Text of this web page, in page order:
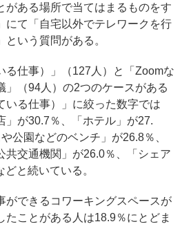
がある場所で当てはまるものをす
にて「自宅以外でテレワークを行
いう質問がある。
仕事）」（127人）と「Zoomな
」（94人）の2つのケースがある
いる仕事）」に絞った数字では
」が30.7％、「ホテル」が27.
公園などのベンチ」が26.8％、
共交通機関」が26.0％、「シェア
と続いている。
できるコワーキングスペースが
たことがある人は18.9％にとどま